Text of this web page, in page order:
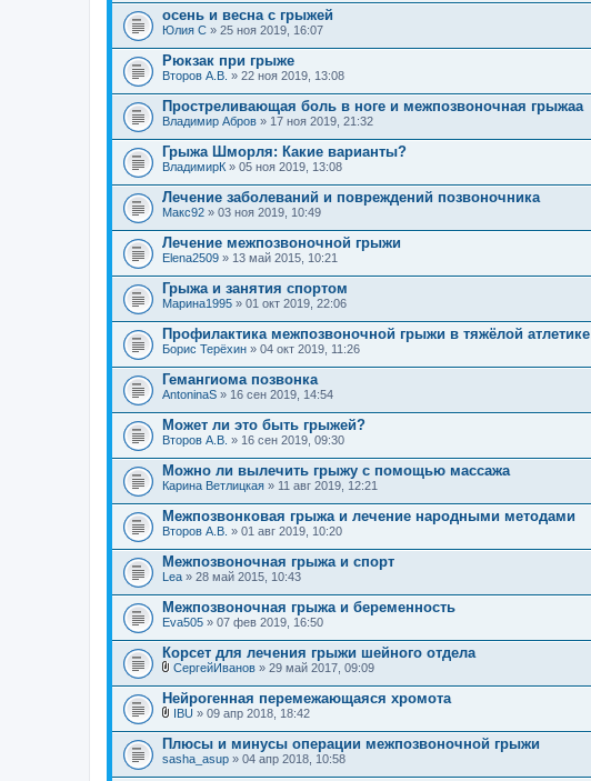
осень и весна с грыжей
Юлия С » 25 ноя 2019, 16:07
Рюкзак при грыже
Второв А.В. » 22 ноя 2019, 13:08
Простреливающая боль в ноге и межпозвоночная грыжаа
Владимир Абров » 17 ноя 2019, 21:32
Грыжа Шморля: Какие варианты?
ВладимирК » 05 ноя 2019, 13:08
Лечение заболеваний и повреждений позвоночника
Макс92 » 03 ноя 2019, 10:49
Лечение межпозвоночной грыжи
Elena2509 » 13 май 2015, 10:21
Грыжа и занятия спортом
Марина1995 » 01 окт 2019, 22:06
Профилактика межпозвоночной грыжи в тяжёлой атлетике
Борис Терёхин » 04 окт 2019, 11:26
Гемангиома позвонка
AntoninaS » 16 сен 2019, 14:54
Может ли это быть грыжей?
Второв А.В. » 16 сен 2019, 09:30
Можно ли вылечить грыжу с помощью массажа
Карина Ветлицкая » 11 авг 2019, 12:21
Межпозвонковая грыжа и лечение народными методами
Второв А.В. » 01 авг 2019, 10:20
Межпозвоночная грыжа и спорт
Lea » 28 май 2015, 10:43
Межпозвоночная грыжа и беременность
Eva505 » 07 фев 2019, 16:50
Корсет для лечения грыжи шейного отдела
л
о
ж
е
н
и
СергейИванов » 29 май 2017, 09:09
Нейрогенная перемежающаяся хромота
л
о
ж
е
IBU » 09 апр 2018, 18:42
Плюсы и минусы операции межпозвоночной грыжи
sasha_asup » 04 апр 2018, 10:58